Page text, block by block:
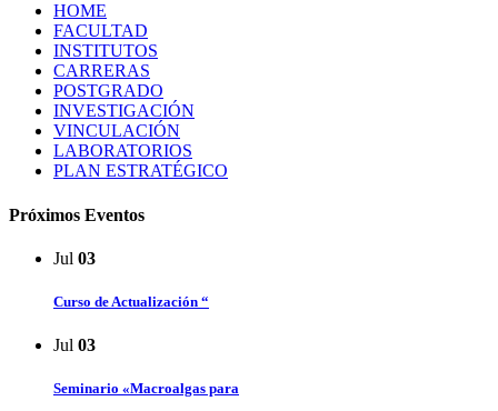
HOME
FACULTAD
INSTITUTOS
CARRERAS
POSTGRADO
INVESTIGACIÓN
VINCULACIÓN
LABORATORIOS
PLAN ESTRATÉGICO
Próximos Eventos
Jul 03
Curso de Actualización “
Jul 03
Seminario «Macroalgas para